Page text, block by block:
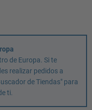
de Europa. Si te
realizar pedidos a
de Tiendas" para
ti.